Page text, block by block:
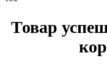
Товар